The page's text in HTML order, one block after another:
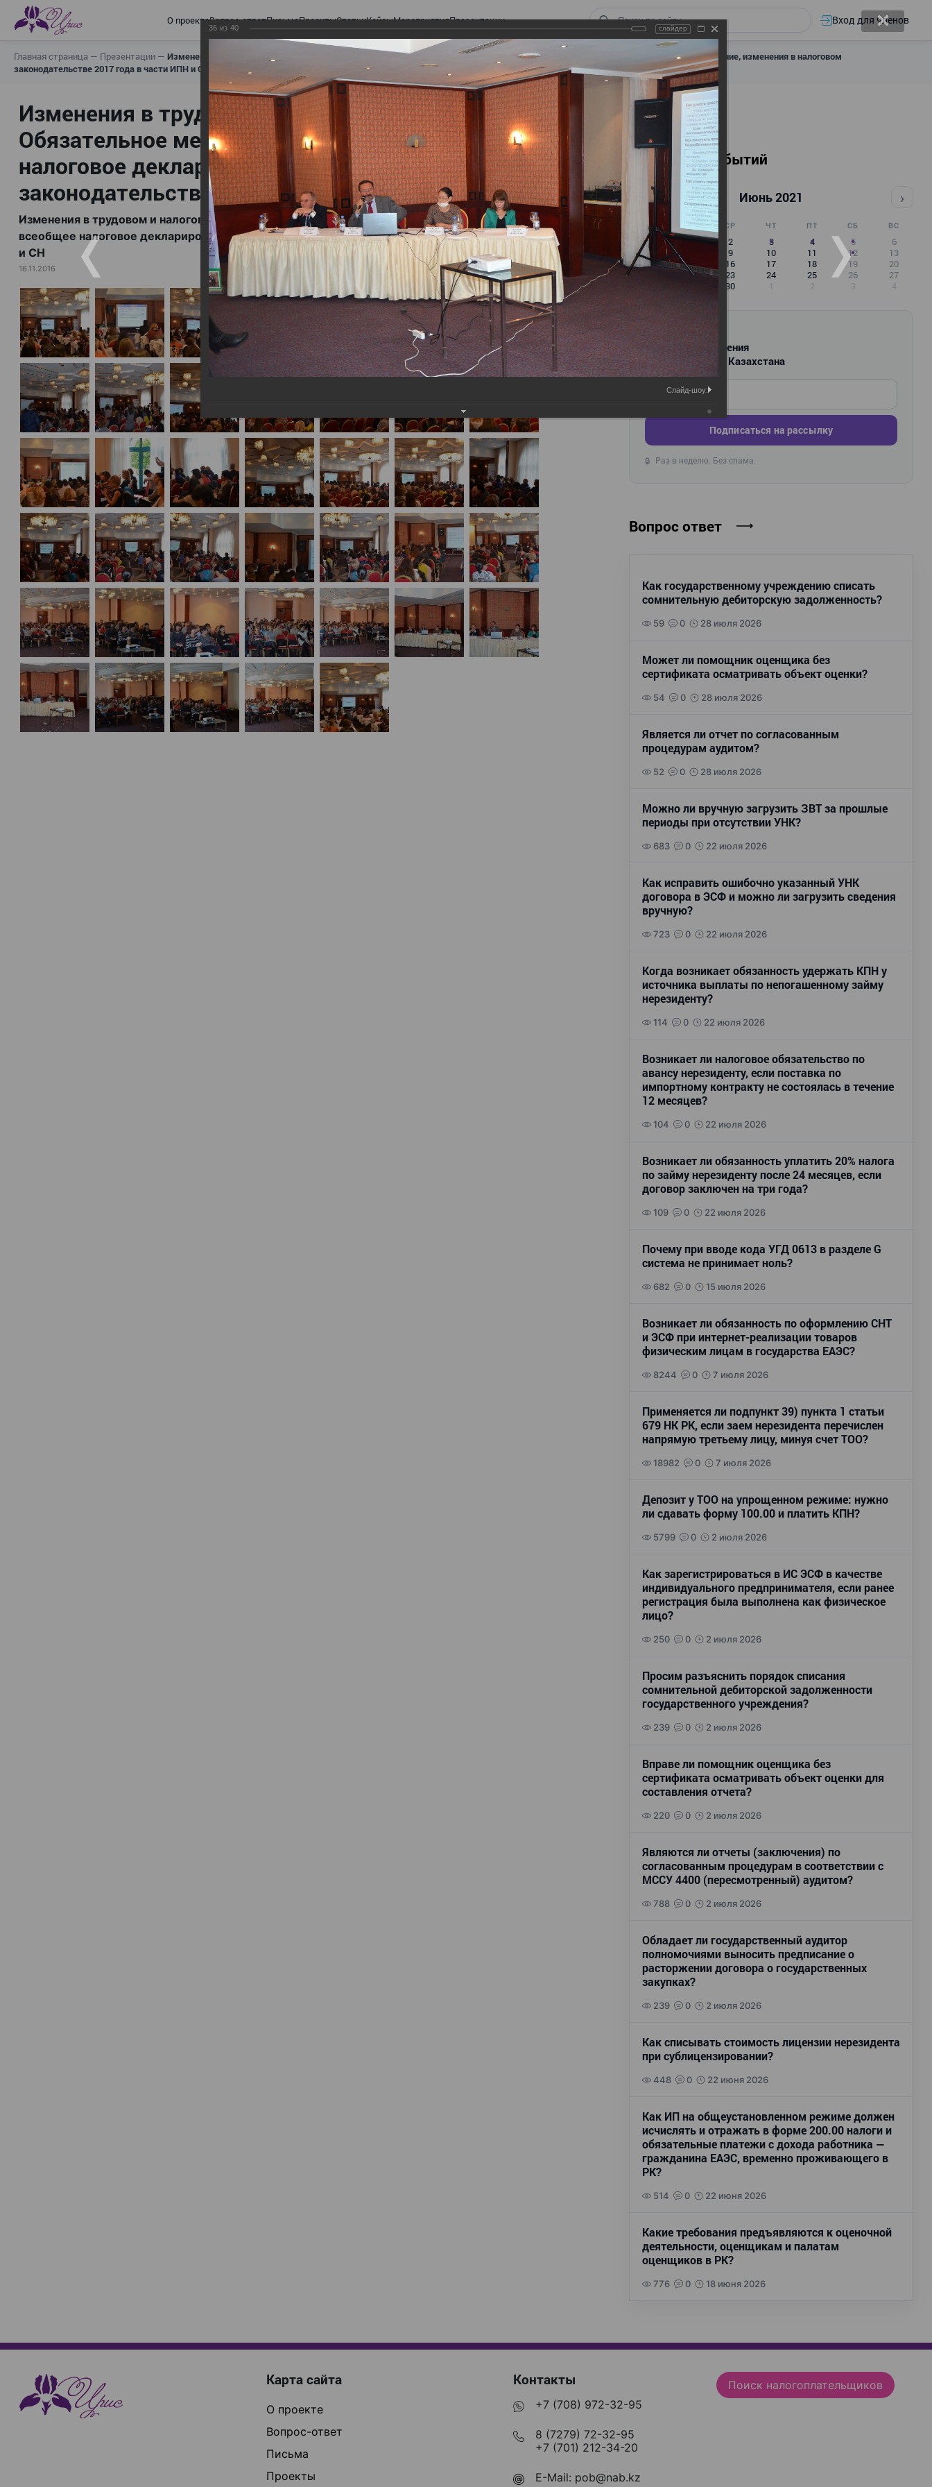
О проектеВопрос-ответПисьмаПроектыСтатьиКейсыМероприятияПрезентации Вход для членов
Главная страница — Презентации — Изменения в трудовом и налоговом законодательстве: Обязательное медицинское страхование, всеобщее налоговое декларирование, изменения в налоговом
законодательстве 2017 года в части ИПН и СН
Изменения в трудовом и налоговом законодательстве:
Обязательное медицинское страхование, всеобщее
налоговое декларирование, изменения в налоговом
законодательстве 2017 года в части ИПН и СН
Изменения в трудовом и налоговом законодательстве: Обязательное медицинское страхование,
всеобщее налоговое декларирование, изменения в налоговом законодательстве 2017 года в части ИПН
и СН
16.11.2016
Календарь событий
Июнь 2021 ›
ПН ВТ СР ЧТ ПТ СБ ВС
31 1 2 3 4 5
6
7
9 10 11 12
13
14
15 16 17 18 19
20
22 23 24 25 26
27
30 1 2 3 4
РАССЫЛКА
Новости и изменения
для бухгалтеров Казахстана
Введите ваш e-mail
Подписаться на рассылку
🔒 Раз в неделю. Без спама.
Вопрос ответ
Как государственному учреждению списать
сомнительную дебиторскую задолженность?
59 0 28 июля 2026
Может ли помощник оценщика без
сертификата осматривать объект оценки?
54 0 28 июля 2026
Является ли отчет по согласованным
процедурам аудитом?
52 0 28 июля 2026
Можно ли вручную загрузить ЗВТ за прошлые
периоды при отсутствии УНК?
683 0 22 июля 2026
Как исправить ошибочно указанный УНК
договора в ЭСФ и можно ли загрузить сведения
вручную?
723 0 22 июля 2026
Когда возникает обязанность удержать КПН у
источника выплаты по непогашенному займу
нерезиденту?
114 0 22 июля 2026
Возникает ли налоговое обязательство по
авансу нерезиденту, если поставка по
импортному контракту не состоялась в течение
12 месяцев?
104 0 22 июля 2026
Возникает ли обязанность уплатить 20% налога
по займу нерезиденту после 24 месяцев, если
договор заключен на три года?
109 0 22 июля 2026
Почему при вводе кода УГД 0613 в разделе G
система не принимает ноль?
682 0 15 июля 2026
Возникает ли обязанность по оформлению СНТ
и ЭСФ при интернет-реализации товаров
физическим лицам в государства ЕАЭС?
8244 0 7 июля 2026
Применяется ли подпункт 39) пункта 1 статьи
679 НК РК, если заем нерезидента перечислен
напрямую третьему лицу, минуя счет ТОО?
18982 0 7 июля 2026
Депозит у ТОО на упрощенном режиме: нужно
ли сдавать форму 100.00 и платить КПН?
5799 0 2 июля 2026
Как зарегистрироваться в ИС ЭСФ в качестве
индивидуального предпринимателя, если ранее
регистрация была выполнена как физическое
лицо?
250 0 2 июля 2026
Просим разъяснить порядок списания
сомнительной дебиторской задолженности
государственного учреждения?
239 0 2 июля 2026
Вправе ли помощник оценщика без
сертификата осматривать объект оценки для
составления отчета?
220 0 2 июля 2026
Являются ли отчеты (заключения) по
согласованным процедурам в соответствии с
МССУ 4400 (пересмотренный) аудитом?
788 0 2 июля 2026
Обладает ли государственный аудитор
полномочиями выносить предписание о
расторжении договора о государственных
закупках?
239 0 2 июля 2026
Как списывать стоимость лицензии нерезидента
при сублицензировании?
448 0 22 июня 2026
Как ИП на общеустановленном режиме должен
исчислять и отражать в форме 200.00 налоги и
обязательные платежи с дохода работника —
гражданина ЕАЭС, временно проживающего в
РК?
514 0 22 июня 2026
Какие требования предъявляются к оценочной
деятельности, оценщикам и палатам
оценщиков в РК?
776 0 18 июня 2026
Карта сайта
О проекте
Вопрос-ответ
Письма
Проекты
Контакты
+7 (708) 972-32-95
8 (7279) 72-32-95
+7 (701) 212-34-20
E-Mail: pob@nab.kz
Поиск налогоплательщиков
36 из 40 слайдер
Слайд-шоу: